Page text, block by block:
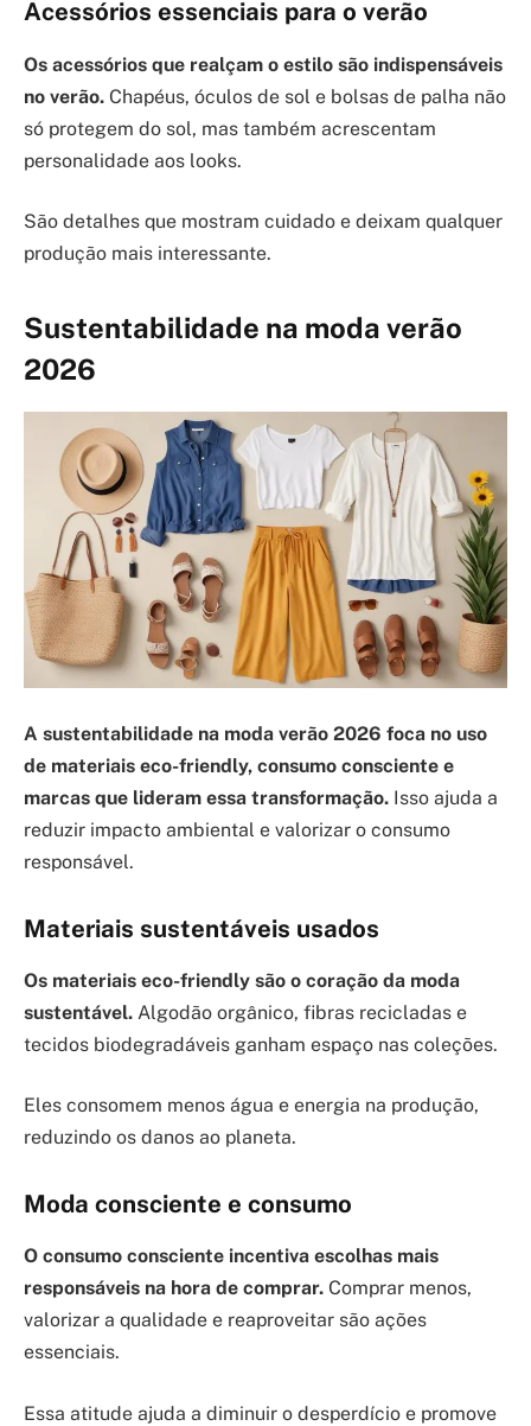
Acessórios essenciais para o verão
Os acessórios que realçam o estilo são indispensáveis
no verão. Chapéus, óculos de sol e bolsas de palha não
só protegem do sol, mas também acrescentam
personalidade aos looks.
São detalhes que mostram cuidado e deixam qualquer
produção mais interessante.
Sustentabilidade na moda verão
2026
A sustentabilidade na moda verão 2026 foca no uso
de materiais eco-friendly, consumo consciente e
marcas que lideram essa transformação. Isso ajuda a
reduzir impacto ambiental e valorizar o consumo
responsável.
Materiais sustentáveis usados
Os materiais eco-friendly são o coração da moda
sustentável. Algodão orgânico, fibras recicladas e
tecidos biodegradáveis ganham espaço nas coleções.
Eles consomem menos água e energia na produção,
reduzindo os danos ao planeta.
Moda consciente e consumo
O consumo consciente incentiva escolhas mais
responsáveis na hora de comprar. Comprar menos,
valorizar a qualidade e reaproveitar são ações
essenciais.
Essa atitude ajuda a diminuir o desperdício e promove